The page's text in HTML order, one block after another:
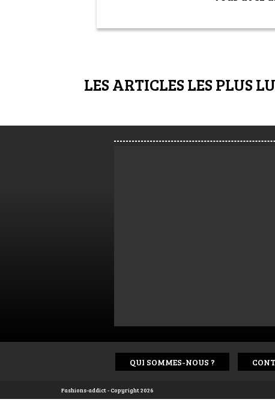
LES ARTICLES LES PLUS
QUI SOMMES-NOUS ?
Fashions-addict - Copyright 2026